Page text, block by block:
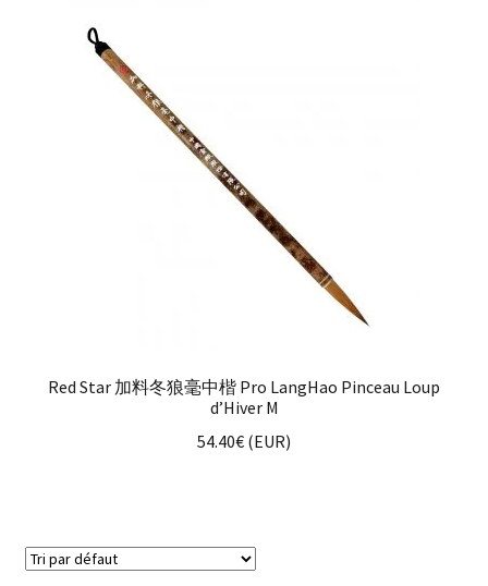
Red Star 加料冬狼毫中楷 Pro LangHao Pinceau Loup
d’Hiver M
54.40€ (EUR)